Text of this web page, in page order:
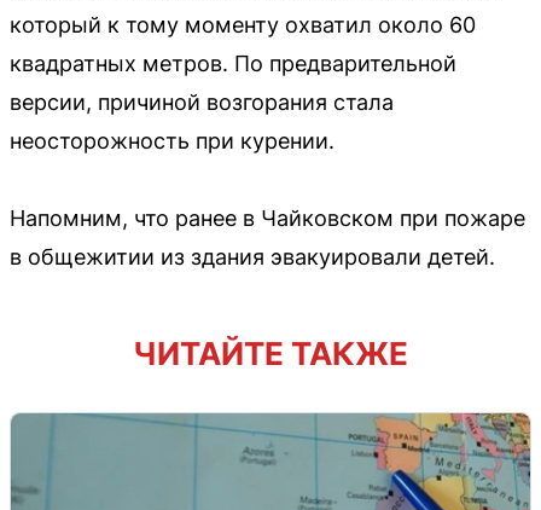
который к тому моменту охватил около 60
квадратных метров. По предварительной
версии, причиной возгорания стала
неосторожность при курении.
Напомним, что ранее в Чайковском при пожаре
в общежитии из здания эвакуировали детей.
ЧИТАЙТЕ ТАКЖЕ